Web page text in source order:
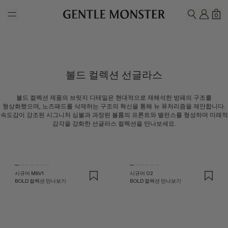
검색하기
내 계
쇼
0
볼드 컬렉션 선글라스
볼드 컬렉션 제품의 브릿지 디테일은 현대적으로 재해석한 방패의 구조를
형상화했으며, 노즈패드를 삭제하는 구조의 혁신을 통해 뉴 퓨처리즘을 제안합니다.
속도감이 강조된 시그니처 심볼과 과장된 볼륨의 프론트와 밸런스를 형성하며 미래적
감각을 강화한 선글라스 컬렉션을 만나보세요.
시규어 MSV1
BOLD 컬렉션 만나보기
시규어 02
BOLD 컬렉션 만나보기